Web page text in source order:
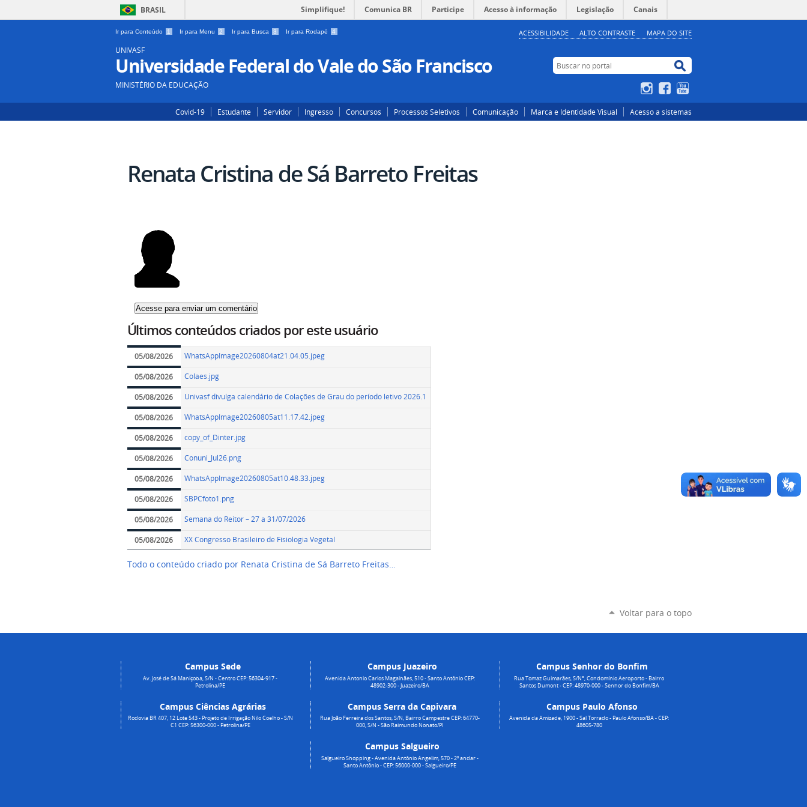
BRASIL Simplifique! Comunica BR Participe Acesso à informação Legislação Canais
Ir para Conteúdo 1 Ir para Menu 2 Ir para Busca 3 Ir para Rodapé 4 ACESSIBILIDADE ALTO CONTRASTE MAPA DO SITE
UNIVASF
Universidade Federal do Vale do São Francisco
MINISTÉRIO DA EDUCAÇÃO
Buscar no portal
Buscar no portal
InstagramFacebook
Covid-19 Estudante Servidor Ingresso Concursos Processos Seletivos Comunicação Marca e Identidade Visual Acesso a sistemas
Renata Cristina de Sá Barreto Freitas
Últimos conteúdos criados por este usuário
05/08/2026 WhatsAppImage20260804at21.04.05.jpeg
05/08/2026 Colaes.jpg
05/08/2026 Univasf divulga calendário de Colações de Grau do período letivo 2026.1
05/08/2026 WhatsAppImage20260805at11.17.42.jpeg
05/08/2026 copy_of_Dinter.jpg
05/08/2026 Conuni_Jul26.png
05/08/2026 WhatsAppImage20260805at10.48.33.jpeg
05/08/2026 SBPCfoto1.png
05/08/2026 Semana do Reitor – 27 a 31/07/2026
05/08/2026 XX Congresso Brasileiro de Fisiologia Vegetal
Todo o conteúdo criado por Renata Cristina de Sá Barreto Freitas…
Voltar para o topo
Campus Sede
Av. José de Sá Maniçoba, S/N - Centro CEP: 56304-917 -
Petrolina/PE
Campus Ciências Agrárias
Rodovia BR 407, 12 Lote 543 - Projeto de Irrigação Nilo Coelho - S/N
C1 CEP: 56300-000 - Petrolina/PE
Campus Juazeiro
Avenida Antonio Carlos Magalhães, 510 - Santo Antônio CEP:
48902-300 - Juazeiro/BA
Campus Serra da Capivara
Rua João Ferreira dos Santos, S/N, Bairro Campestre CEP: 64770-
000, S/N - São Raimundo Nonato/PI
Campus Salgueiro
Salgueiro Shopping - Avenida Antônio Angelim, 570 - 2º andar -
Santo Antônio - CEP: 56000-000 - Salgueiro/PE
Campus Senhor do Bonfim
Rua Tomaz Guimarães, S/N°, Condomínio Aeroporto - Bairro
Santos Dumont - CEP: 48970-000 - Senhor do Bonfim/BA
Campus Paulo Afonso
Avenida da Amizade, 1900 - Sal Torrado - Paulo Afonso/BA - CEP:
48605-780